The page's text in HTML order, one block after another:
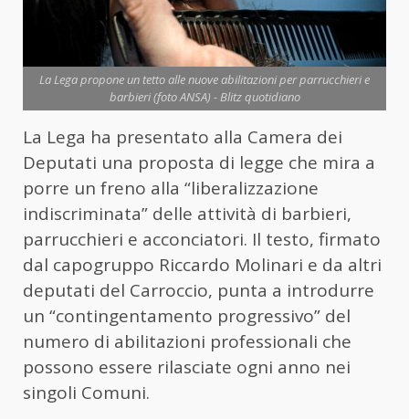
La Lega propone un tetto alle nuove abilitazioni per parrucchieri e
barbieri (foto ANSA) - Blitz quotidiano
La Lega ha presentato alla Camera dei
Deputati una proposta di legge che mira a
porre un freno alla “liberalizzazione
indiscriminata” delle attività di barbieri,
parrucchieri e acconciatori. Il testo, firmato
dal capogruppo Riccardo Molinari e da altri
deputati del Carroccio, punta a introdurre
un “contingentamento progressivo” del
numero di abilitazioni professionali che
possono essere rilasciate ogni anno nei
singoli Comuni.